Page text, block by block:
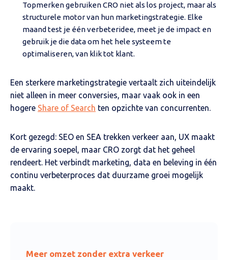
Topmerken gebruiken CRO niet als los project, maar als
structurele motor van hun marketingstrategie. Elke
maand test je één verbeteridee, meet je de impact en
gebruik je die data om het hele systeem te
optimaliseren, van klik tot klant.
Een sterkere marketingstrategie vertaalt zich uiteindelijk
niet alleen in meer conversies, maar vaak ook in een
hogere Share of Search ten opzichte van concurrenten.
Kort gezegd: SEO en SEA trekken verkeer aan, UX maakt
de ervaring soepel, maar CRO zorgt dat het geheel
rendeert. Het verbindt marketing, data en beleving in één
continu verbeterproces dat duurzame groei mogelijk
maakt.
Meer omzet zonder extra verkeer